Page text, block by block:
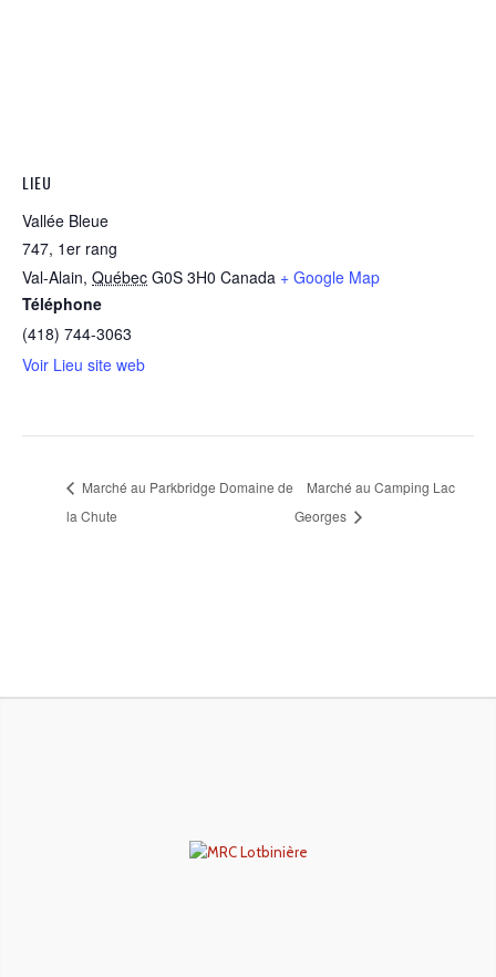
LIEU
Vallée Bleue
747, 1er rang
Val-Alain, Québec G0S 3H0 Canada + Google Map
Téléphone
(418) 744-3063
Voir Lieu site web
Marché au Parkbridge Domaine de
la Chute
Marché au Camping Lac
Georges